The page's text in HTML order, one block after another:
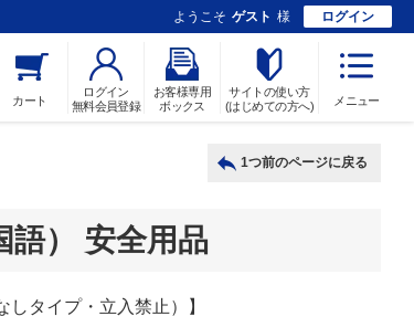
カート
ログイン
無料会員登録
お客様専用
ボックス
サイトの使い方
(はじめての方へ)
メニュー
ようこそ ゲスト 様 ログイン
1つ前のページに戻る
語） 安全用品
タイプ・立入禁止）】